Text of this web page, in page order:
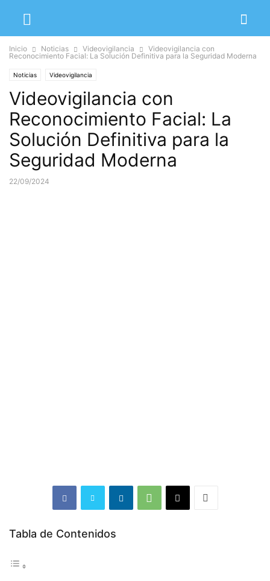
Inicio Noticias Videovigilancia
Videovigilancia con
Reconocimiento Facial: La Solución Definitiva para la Seguridad Moderna
Noticias Videovigilancia
Videovigilancia con
Reconocimiento Facial: La
Solución Definitiva para la
Seguridad Moderna
22/09/2024
Tabla de Contenidos